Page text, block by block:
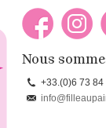
Nous
+33.(0)6 73 84